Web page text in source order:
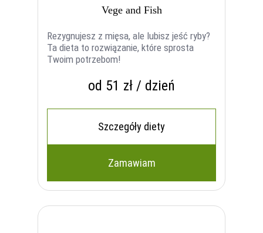
Vege and Fish
Rezygnujesz z mięsa, ale lubisz jeść ryby?
Ta dieta to rozwiązanie, które sprosta
Twoim potrzebom!
od 51 zł / dzień
Szczegóły diety
Zamawiam